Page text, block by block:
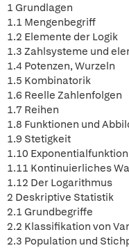
1 Grundlagen
1.1 Mengenbegriff
1.2 Elemente der Logik
1.3 Zahlsysteme und
1.4 Potenzen, Wurzeln
1.5 Kombinatorik
1.6 Reelle Zahlenfolgen
1.7 Reihen
1.8 Funktionen und
1.9 Stetigkeit
1.10 Exponentialfunktion
1.11 Kontinuierliches
1.12 Der Logarithmus
2 Deskriptive Statistik
2.1 Grundbegriffe
2.2 Klassifikation von
2.3 Population und